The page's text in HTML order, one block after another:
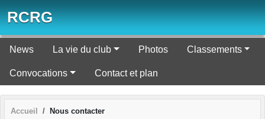
RCRG
News La vie du club Photos Classements
Convocations Contact et plan
Accueil Nous contacter